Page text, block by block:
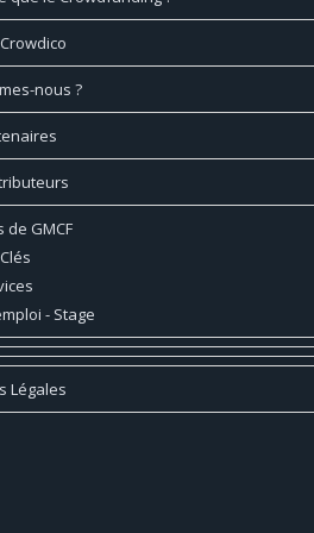
nous ?
de GMCF
- Stage
Légales